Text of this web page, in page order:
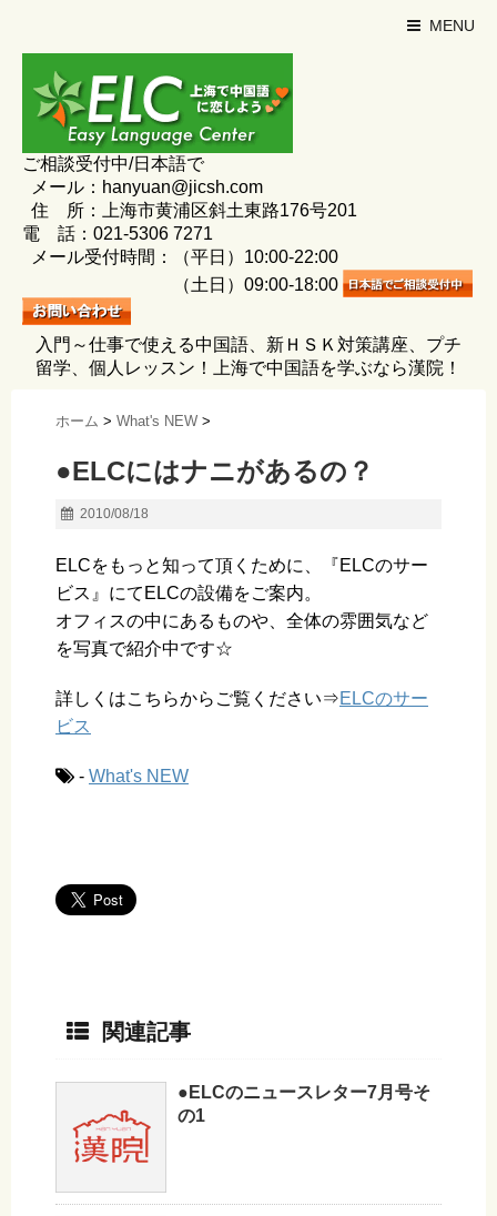
MENU
ご相談受付中/日本語で
メール：hanyuan@jicsh.com
住 所：上海市黄浦区斜土東路176号201
電 話：021-5306 7271
メール受付時間：（平日）10:00-22:00
（土日）09:00-18:00
入門～仕事で使える中国語、新ＨＳＫ対策講座、プチ
留学、個人レッスン！上海で中国語を学ぶなら漢院！
ホーム > What's NEW >
●ELCにはナニがあるの？
2010/08/18
ELCをもっと知って頂くために、『ELCのサー
ビス』にてELCの設備をご案内。
オフィスの中にあるものや、全体の雰囲気など
を写真で紹介中です☆
詳しくはこちらからご覧ください⇒ELCのサー
ビス
- What's NEW
関連記事
●ELCのニュースレター7月号そ
の1